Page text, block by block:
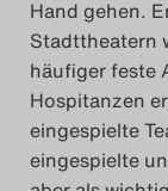
Hand gehen.
Stadttheatern
häufiger feste
Hospitanzen
eingespielte
eingespielte